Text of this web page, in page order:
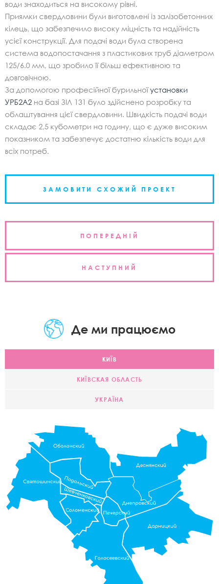
води знаходиться на високому рівні.
Приямки свердловини були виготовлені із залізобетонних
кілець, що забезпечило високу міцність та надійність
усієї конструкції. Для подачі води була створена
система водопостачання з пластикових труб діаметром
125/6.0 мм, що зробило її більш ефективною та
довговічною.
За допомогою професійної бурильноїустановки
УРБ2А2 на базі ЗІЛ 131 було здійснено розробку та
облаштування цієї свердловини. Швидкість подачі води
складає 2,5 кубометри на годину, що є дуже високим
показником та забезпечує достатню кількість води для
всіх потреб.
ЗАМОВИТИ СХОЖИЙ ПРОЕКТ
Навігація
ПОПЕРЕДНІЙ
НАСТУПНИЙ
Де ми працюємо
КИЇВ
КИЇВСКАЯ ОБЛАСТЬ
УКРАЇНА